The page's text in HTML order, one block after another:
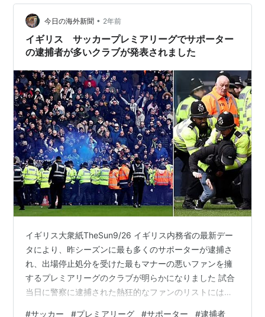
設定：１２月末に２５０→３００リットルに変更 うー
ん。。。 １２月としては良い方（中間）ですが、、、予
測値よりは出てないです…
今日の海外新聞 • 2年前
イギリス サッカープレミアリーグでサポーター
の逮捕者が多いクラブが発表されました
イギリス大衆紙TheSun9/26 イギリス内務省の最新デー
タにより、昨シーズンに最も多くのサポーターが逮捕さ
れ、出場停止処分を受けた最もマナーの悪いファンを擁
するプレミアリーグのクラブが明らかになりました 試合
当日に警察に逮捕された熱狂的なファンのリストには、
#サッカー #プレミアリーグ #サポーター #逮捕者